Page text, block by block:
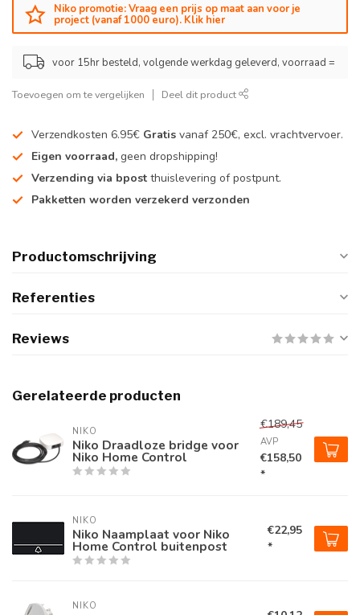
Niko promotie: Vraag een prijs op maat aan voor je
project (vanaf 1000 euro). Klik hier
voor 15hr besteld, volgende werkdag geleverd, voorraad =
Toevoegen om te vergelijken Deel dit product
Verzendkosten 6.95€ Gratis vanaf 250€, excl. vrachtvervoer.
Eigen voorraad, geen dropshipping!
Verzending via bpost thuislevering of postpunt.
Pakketten worden verzekerd verzonden
Productomschrijving
Referenties
Reviews
Gerelateerde producten
NIKO
Niko Draadloze bridge voor
Niko Home Control
€189,45
AVP
€158,50
*
NIKO
Niko Naamplaat voor Niko
Home Control buitenpost
€22,95
*
NIKO